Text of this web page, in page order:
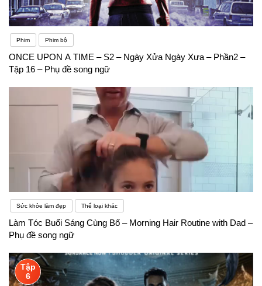
Phim Phim bộ
ONCE UPON A TIME – S2 – Ngày Xửa Ngày Xưa – Phần2 –
Tập 16 – Phụ đề song ngữ
Sức khỏe làm đẹp Thể loại khác
Làm Tóc Buổi Sáng Cùng Bố – Morning Hair Routine with Dad –
Phụ đề song ngữ
Tập
6